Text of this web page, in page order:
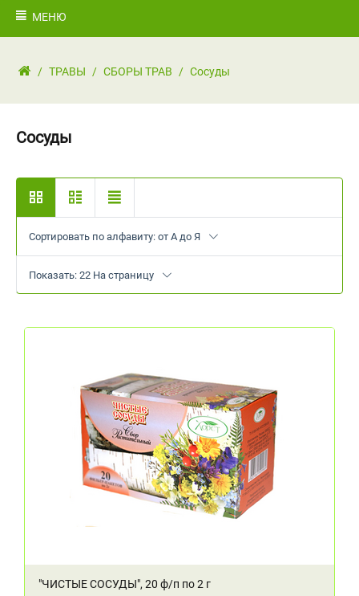
МЕНЮ
/ ТРАВЫ / СБОРЫ ТРАВ / Сосуды
Сосуды
Сортировать по алфавиту: от А до Я
Показать: 22 На страницу
"ЧИСТЫЕ СОСУДЫ", 20 ф/п по 2 г